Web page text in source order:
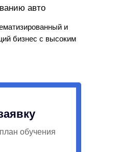
авто
и
бизнес с высоким
обучения